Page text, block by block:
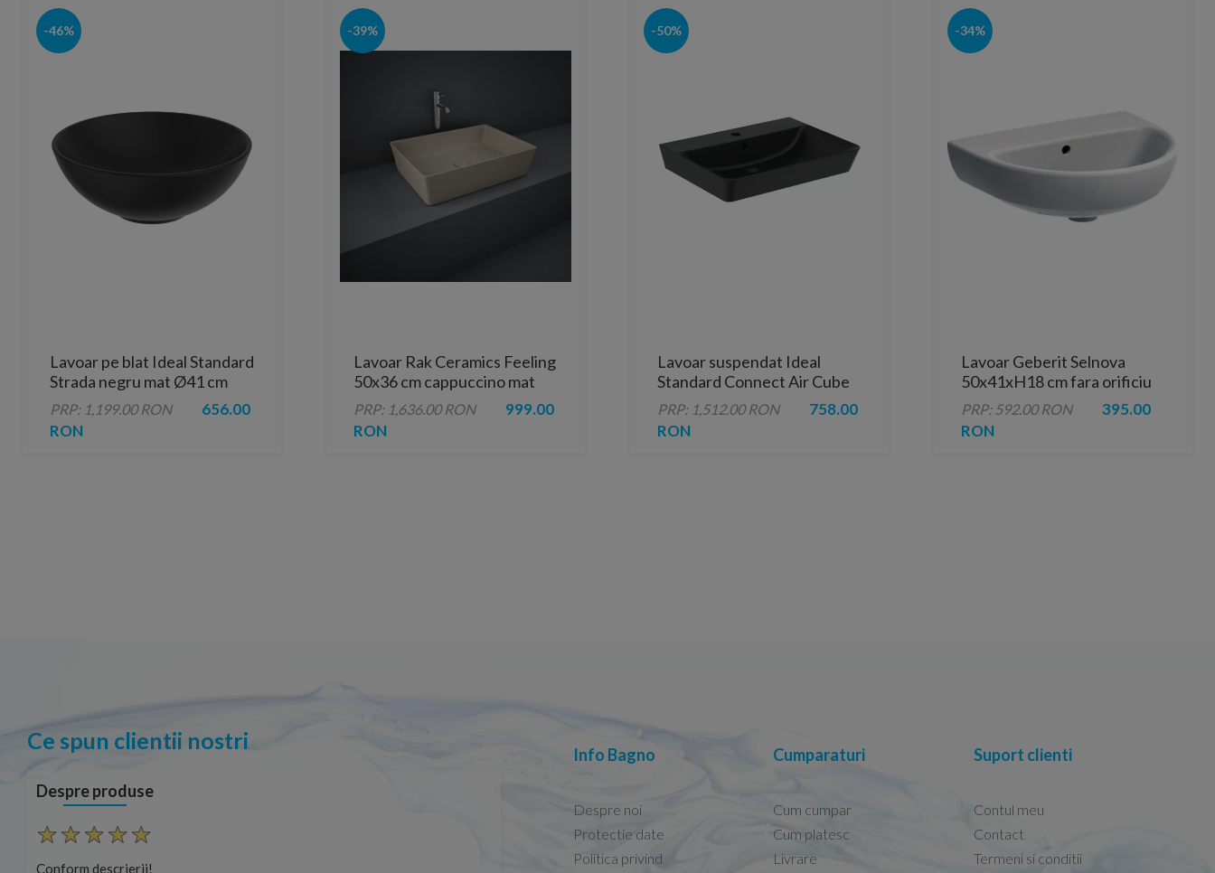
-46%
Lavoar pe blat Ideal Standard
Strada negru mat Ø41 cm
PRP: 1,199.00 RON
656.00
RON
-39%
Lavoar Rak Ceramics Feeling
50x36 cm cappuccino mat
PRP: 1,636.00 RON
999.00
RON
-50%
Lavoar suspendat Ideal
Standard Connect Air Cube
negru mat 60x46 cm
PRP: 1,512.00 RON
758.00
RON
-34%
Lavoar Geberit Selnova
50x41xH18 cm fara orificiu
de baterie
PRP: 592.00 RON
395.00
RON
Ce spun clientii nostri
Despre produse
Conform descrierii! Conform descrierii! Capacele Grohe sunt de bună calitate și se
Info Bagno
Despre noi
Protectie date
Politica privind
Cumparaturi
Cum cumpar
Cum platesc
Livrare
Suport clienti
Contul meu
Contact
Termeni si conditii